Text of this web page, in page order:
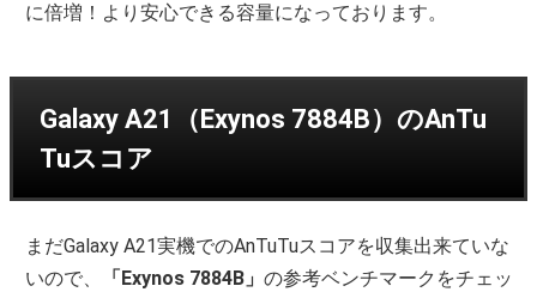
に倍増！より安心できる容量になっております。
Galaxy A21（Exynos 7884B）のAnTu
Tuスコア
まだGalaxy A21実機でのAnTuTuスコアを収集出来ていな
いので、
「Exynos 7884B」の参考ベンチマークをチェッ